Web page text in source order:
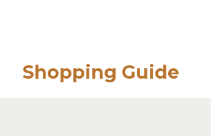
Shopping Guide